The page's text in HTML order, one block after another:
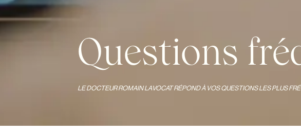
Questions
LE DOCTEUR ROMAIN LAVOCAT RÉPOND À VOS QUESTIONS LES PLUS